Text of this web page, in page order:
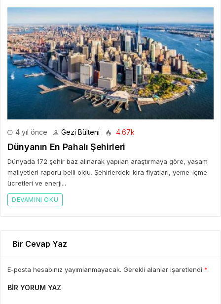
4 yıl önce Gezi Bülteni 4.67k
Dünyanın En Pahalı Şehirleri
Dünyada 172 şehir baz alınarak yapılan araştırmaya göre, yaşam
maliyetleri raporu belli oldu. Şehirlerdeki kira fiyatları, yeme-içme
ücretleri ve enerji...
DEVAMINI OKU
Bir Cevap Yaz
E-posta hesabınız yayımlanmayacak. Gerekli alanlar işaretlendi *
BIR YORUM YAZ